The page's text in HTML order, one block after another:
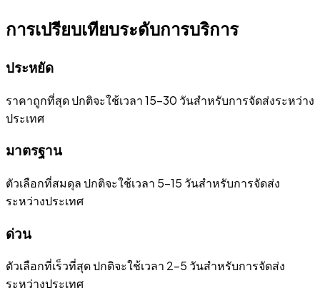
การเปรียบเทียบระดับการบริการ
ประหยัด
ราคาถูกที่สุด ปกติจะใช้เวลา 15-30 วันสำหรับการจัดส่งระหว่าง
ประเทศ
มาตรฐาน
ตัวเลือกที่สมดุล ปกติจะใช้เวลา 5-15 วันสำหรับการจัดส่ง
ระหว่างประเทศ
ด่วน
ตัวเลือกที่เร็วที่สุด ปกติจะใช้เวลา 2-5 วันสำหรับการจัดส่ง
ระหว่างประเทศ